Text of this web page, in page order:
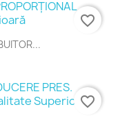
favorite_border
favorite_border